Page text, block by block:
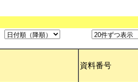
資料番号